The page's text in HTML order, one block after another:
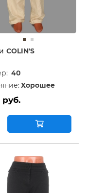
COLIN'S
40
Хорошее
руб.